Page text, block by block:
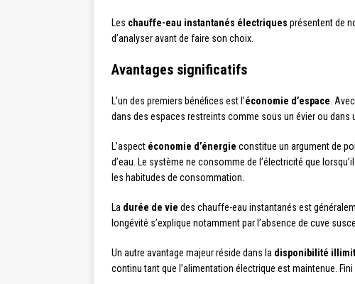
Les chauffe-eau instantanés électriques présentent de
d’analyser avant de faire son choix.
Avantages significatifs
L’un des premiers bénéfices est l’économie d’espace .
dans des espaces restreints comme sous un évier ou
L’aspect économie d’énergie constitue un argument de
d’eau. Le système ne consomme de l’électricité que
les habitudes de consommation.
La durée de vie des chauffe-eau instantanés est
longévité s’explique notamment par l’absence de cuve
Un autre avantage majeur réside dans la disponibilité
continu tant que l’alimentation électrique est maintenue.